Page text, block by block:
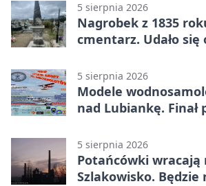
5 sierpnia 2026
Nagrobek z 1835
cmentarz. Udało się
5 sierpnia 2026
Modele
nad Lubiankę. Finał
5 sierpnia 2026
Potańcówki wracają
Szlakowisko. Będzie